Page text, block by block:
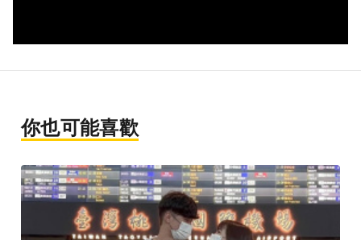
你也可能喜歡